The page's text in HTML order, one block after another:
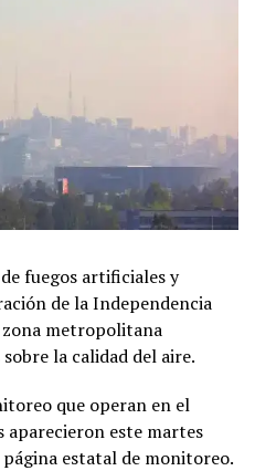
fuegos artificiales y
de la Independencia
zona metropolitana
la calidad del aire.
que operan en el
aparecieron este martes
estatal de monitoreo.